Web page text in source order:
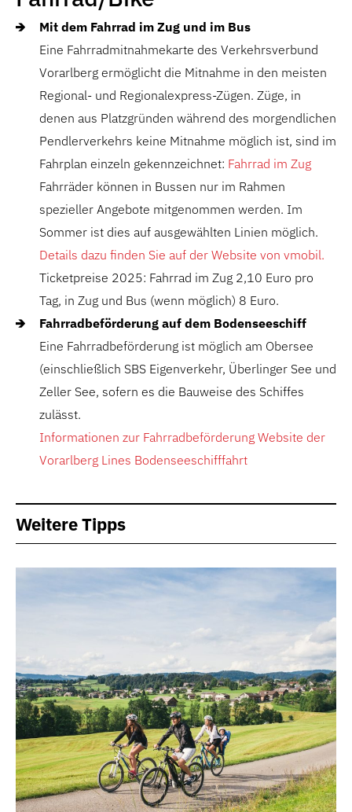
Mit dem Fahrrad im Zug und im Bus
Eine Fahrradmitnahmekarte des Verkehrsverbund
Vorarlberg ermöglicht die Mitnahme in den meisten
Regional- und Regionalexpress-Zügen. Züge, in
denen aus Platzgründen während des morgendlichen
Pendlerverkehrs keine Mitnahme möglich ist, sind im
Fahrplan einzeln gekennzeichnet: Fahrrad im Zug
Fahrräder können in Bussen nur im Rahmen
spezieller Angebote mitgenommen werden. Im
Sommer ist dies auf ausgewählten Linien möglich.
Details dazu finden Sie auf der Website von vmobil.
Ticketpreise 2025: Fahrrad im Zug 2,10 Euro pro
Tag, in Zug und Bus (wenn möglich) 8 Euro.
Fahrradbeförderung auf dem Bodenseeschiff
Eine Fahrradbeförderung ist möglich am Obersee
(einschließlich SBS Eigenverkehr, Überlinger See und
Zeller See, sofern es die Bauweise des Schiffes
zulässt.
Informationen zur Fahrradbeförderung Website der
Vorarlberg Lines Bodenseeschifffahrt
Weitere Tipps